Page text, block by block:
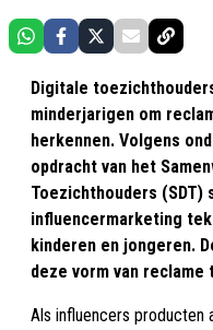
Digitale
minderjarigen om
herkennen. Volgens
opdracht van het
Toezichthouders
influencermarketing
kinderen en jongeren.
deze vorm van reclame
Als influencers producten